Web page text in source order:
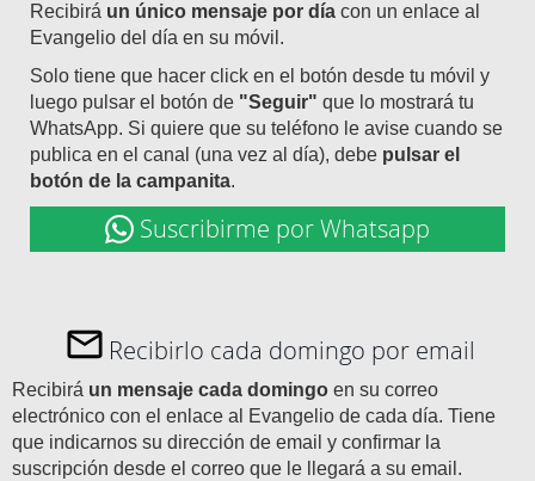
Recibirá un único mensaje por día con un enlace al
Evangelio del día en su móvil.
Solo tiene que hacer click en el botón desde tu móvil y
luego pulsar el botón de "Seguir" que lo mostrará tu
WhatsApp. Si quiere que su teléfono le avise cuando se
publica en el canal (una vez al día), debe pulsar el
botón de la campanita.
Suscribirme por Whatsapp
Recibirlo cada domingo por email
Recibirá un mensaje cada domingo en su correo
electrónico con el enlace al Evangelio de cada día. Tiene
que indicarnos su dirección de email y confirmar la
suscripción desde el correo que le llegará a su email.